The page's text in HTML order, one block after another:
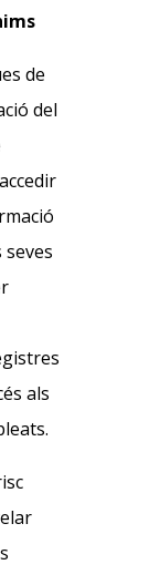
de
del
als